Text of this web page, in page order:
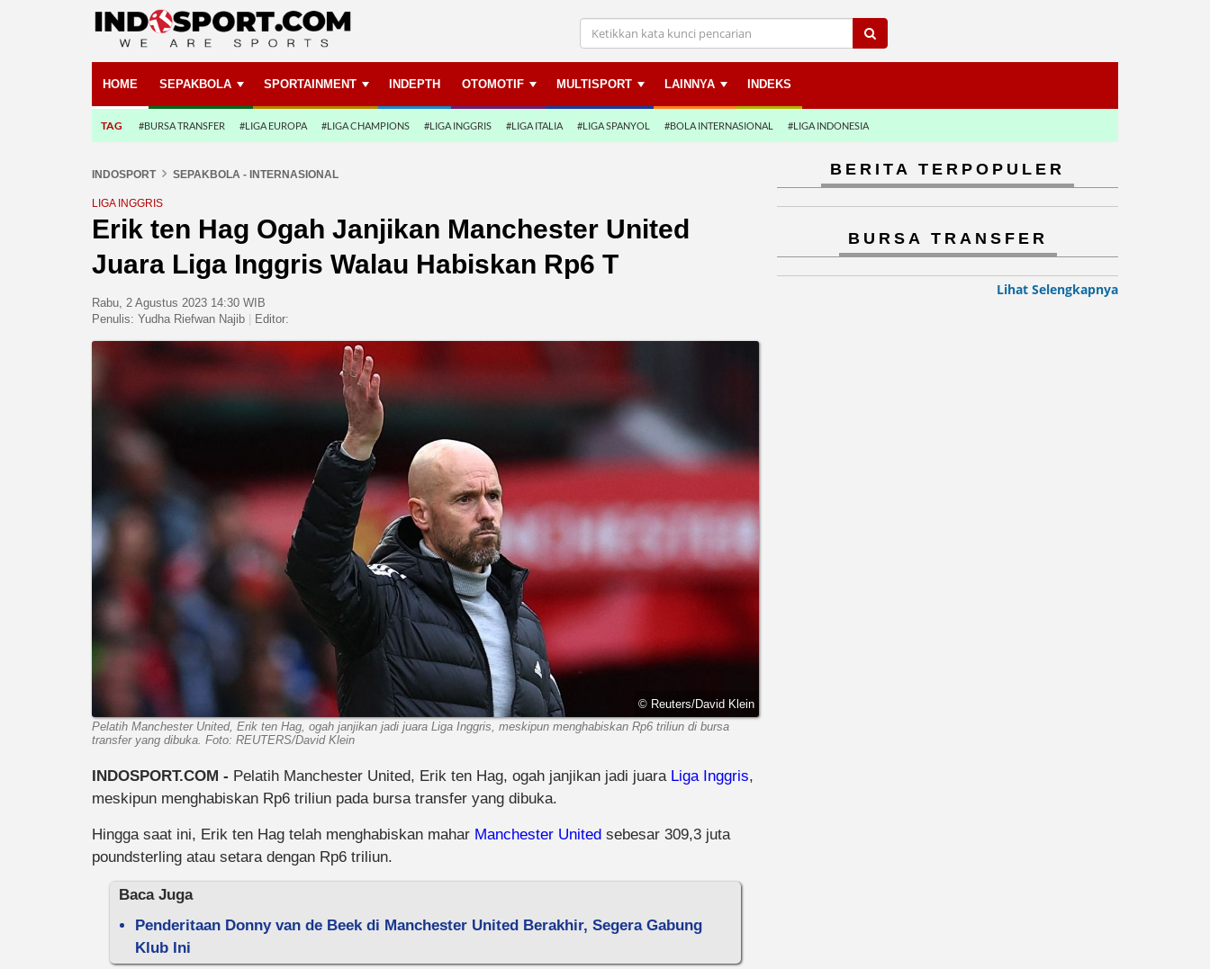
HOME SEPAKBOLA SPORTAINMENT INDEPTH OTOMOTIF MULTISPORT LAINNYA INDEKS
TAG #BURSA TRANSFER #LIGA EUROPA #LIGA CHAMPIONS #LIGA INGGRIS #LIGA ITALIA #LIGA SPANYOL #BOLA INTERNASIONAL #LIGA INDONESIA
INDOSPORT SEPAKBOLA - INTERNASIONAL
LIGA INGGRIS
Erik ten Hag Ogah Janjikan Manchester United
Juara Liga Inggris Walau Habiskan Rp6 T
Rabu, 2 Agustus 2023 14:30 WIB
Penulis: Yudha Riefwan Najib Editor:
© Reuters/David Klein
Pelatih Manchester United, Erik ten Hag, ogah janjikan jadi juara Liga Inggris, meskipun menghabiskan Rp6 triliun di bursa
transfer yang dibuka. Foto: REUTERS/David Klein
INDOSPORT.COM - Pelatih Manchester United, Erik ten Hag, ogah janjikan jadi juara Liga Inggris,
meskipun menghabiskan Rp6 triliun pada bursa transfer yang dibuka.
Hingga saat ini, Erik ten Hag telah menghabiskan mahar Manchester United sebesar 309,3 juta
poundsterling atau setara dengan Rp6 triliun.
Baca Juga
Penderitaan Donny van de Beek di Manchester United Berakhir, Segera Gabung
Klub Ini
BERITA TERPOPULER
BURSA TRANSFER
Lihat Selengkapnya